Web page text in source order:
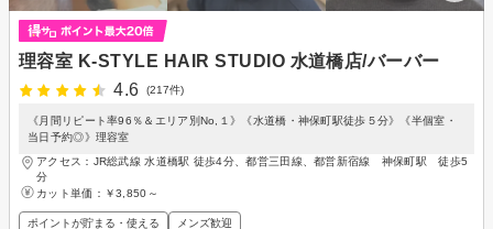
理容室 K-STYLE HAIR STUDIO 水道橋店/バーバー
4.6
(217件)
《月間リピート率96％＆エリア別No,１》《水道橋・神保町駅徒歩５分》《半個室・
当日予約◎》理容室
アクセス：JR総武線 水道橋駅 徒歩4分、都営三田線、都営新宿線 神保町駅 徒歩5
分
カット単価： ￥3,850～
ポイントが貯まる・使える メンズ歓迎